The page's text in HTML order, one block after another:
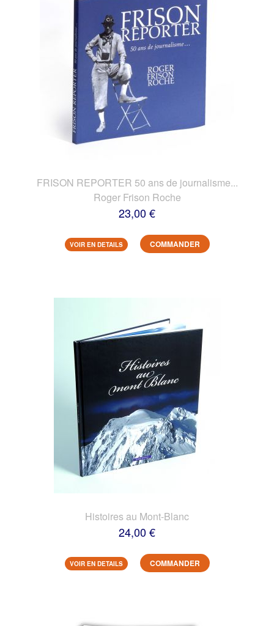
FRISON REPORTER 50 ans de journalisme...
Roger Frison Roche
23,00 €
VOIR EN DETAILS COMMANDER
Histoires au Mont-Blanc
24,00 €
VOIR EN DETAILS COMMANDER